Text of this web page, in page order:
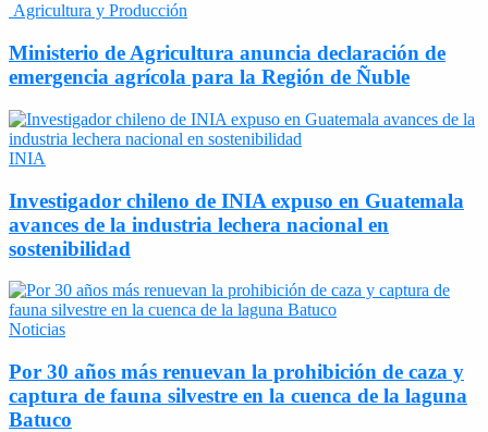
Agricultura y Producción
Ministerio de Agricultura anuncia declaración de
emergencia agrícola para la Región de Ñuble
INIA
Investigador chileno de INIA expuso en Guatemala
avances de la industria lechera nacional en
sostenibilidad
Noticias
Por 30 años más renuevan la prohibición de caza y
captura de fauna silvestre en la cuenca de la laguna
Batuco